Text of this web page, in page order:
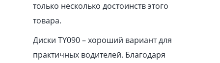
только несколько достоинств этого
товара.
Диски TY090 – хороший вариант для
практичных водителей. Благодаря